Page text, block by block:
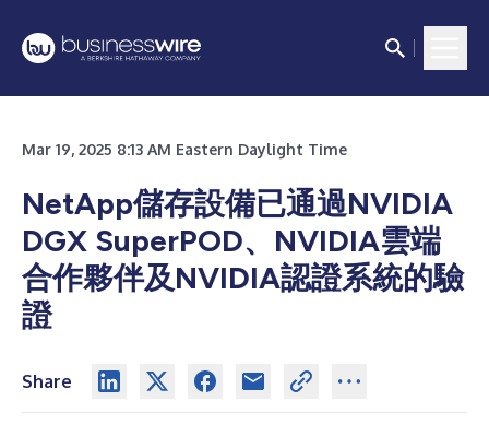
Mar 19, 2025 8:13 AM Eastern Daylight Time
NetApp儲存設備已通過NVIDIA
DGX SuperPOD、NVIDIA雲端
合作夥伴及NVIDIA認證系統的驗
證
Share